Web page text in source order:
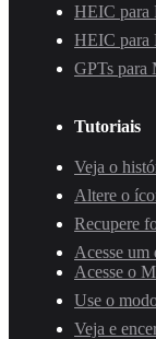
HEIC para
HEIC para
GPTs para
Tutoriais
Veja o
Altere o
Recupere
Acesse um
Acesse o
Use o
Veja e